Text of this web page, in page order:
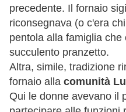
precedente. Il fornaio
riconsegnava (o c'era
pentola alla famiglia
succulento pranzetto.
Altra, simile, tradizione
fornaio alla comunità
Qui le donne avevano il